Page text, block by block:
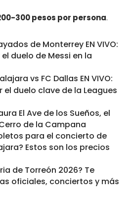
300 pesos por persona.
de Monterrey EN VIVO:
duelo de Messi en la
vs FC Dallas EN VIVO:
el duelo clave de la Leagues
El Ave de los Sueños, el
de la Campana
para el concierto de
Estos son los precios
de Torreón 2026? Te
oficiales, conciertos y más